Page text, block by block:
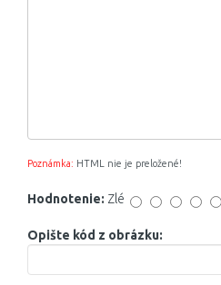
Poznámka: HTML nie je preložené!
Hodnotenie: Zlé
Opište kód z obrázku: